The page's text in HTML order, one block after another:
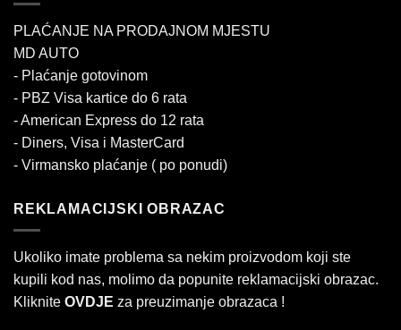
PLAĆANJE NA PRODAJNOM MJESTU
MD AUTO
- Plaćanje gotovinom
- PBZ Visa kartice do 6 rata
- American Express do 12 rata
- Diners, Visa i MasterCard
- Virmansko plaćanje ( po ponudi)
REKLAMACIJSKI OBRAZAC
Ukoliko imate problema sa nekim proizvodom koji ste
kupili kod nas, molimo da popunite reklamacijski obrazac.
Kliknite OVDJE za preuzimanje obrazaca !